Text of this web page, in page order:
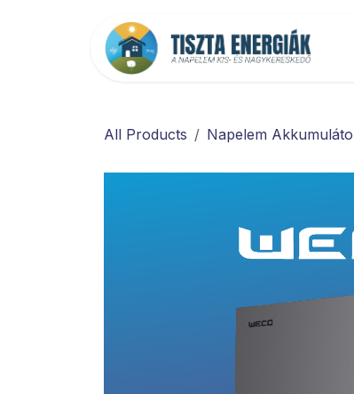
All Products Napelem